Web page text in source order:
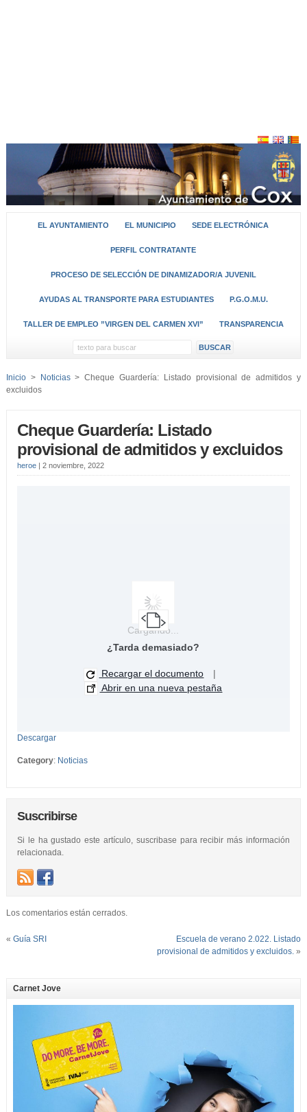
EL AYUNTAMIENTO EL MUNICIPIO SEDE ELECTRÓNICA
PERFIL CONTRATANTE
PROCESO DE SELECCIÓN DE DINAMIZADOR/A JUVENIL
AYUDAS AL TRANSPORTE PARA ESTUDIANTES P.G.O.M.U.
TALLER DE EMPLEO ”VIRGEN DEL CARMEN XVI” TRANSPARENCIA
Inicio> Noticias> Cheque Guardería: Listado provisional de admitidos y
excluidos
Cheque Guardería: Listado
provisional de admitidos y excluidos
heroe| 2 noviembre, 2022
Cargando...
¿Tarda demasiado?
Recargar el documento
|
Abrir en una nueva pestaña
Descargar
Category: Noticias
Suscribirse
Si le ha gustado este artículo, suscribase para recibir más información
relacionada.
Los comentarios están cerrados.
« Guía SRI
Escuela de verano 2.022. Listado
provisional de admitidos y excluidos. »
Carnet Jove